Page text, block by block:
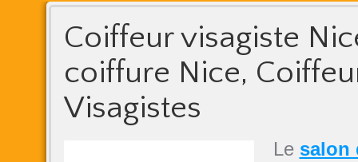
Coiffeur visagiste
coiffure Nice,
Visagistes
Le salon